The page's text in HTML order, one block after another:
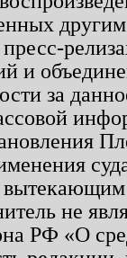
и
за
не
РФ «О